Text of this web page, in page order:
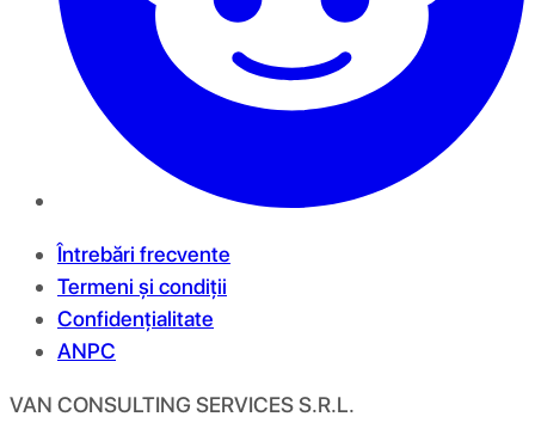
Întrebări frecvente
Termeni și condiții
Confidențialitate
ANPC
VAN CONSULTING SERVICES S.R.L.